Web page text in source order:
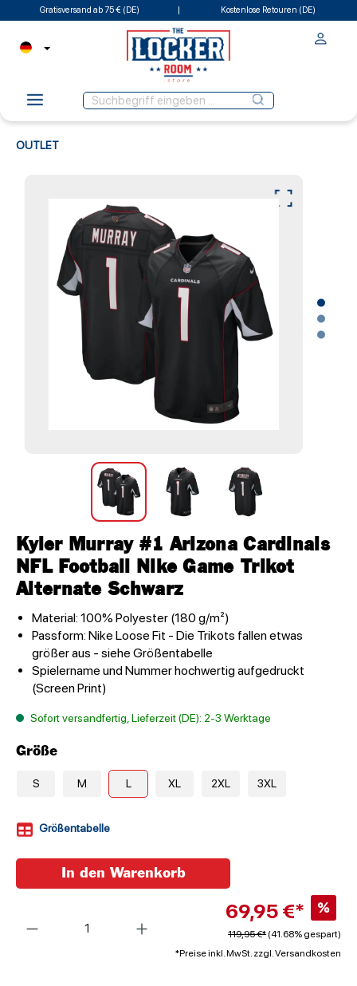
Gratisversand ab 75 € (DE) Kostenlose Retouren (DE)
OUTLET
Kyler Murray #1 Arizona Cardinals
NFL Football Nike Game Trikot
Alternate Schwarz
Material: 100% Polyester (180 g/m²)
Passform: Nike Loose Fit - Die Trikots fallen etwas
größer aus - siehe Größentabelle
Spielername und Nummer hochwertig aufgedruckt
(Screen Print)
Sofort versandfertig, Lieferzeit (DE): 2-3 Werktage
Größe
S M L XL 2XL 3XL
Größentabelle
69,95 €* %
119,95 €* (41.68% gespart)
*Preise inkl. MwSt. zzgl. Versandkosten
In den Warenkorb